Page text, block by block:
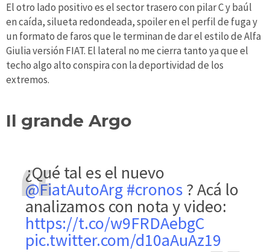
El otro lado positivo es el sector trasero con pilar C y baúl
en caída, silueta redondeada, spoiler en el perfil de fuga y
un formato de faros que le terminan de dar el estilo de Alfa
Giulia versión FIAT. El lateral no me cierra tanto ya que el
techo algo alto conspira con la deportividad de los
extremos.
Il grande Argo
¿Qué tal es el nuevo
@FiatAutoArg#cronos? Acá lo
analizamos con nota y video:
https://t.co/w9FRDAebgC
pic.twitter.com/d10aAuAz19